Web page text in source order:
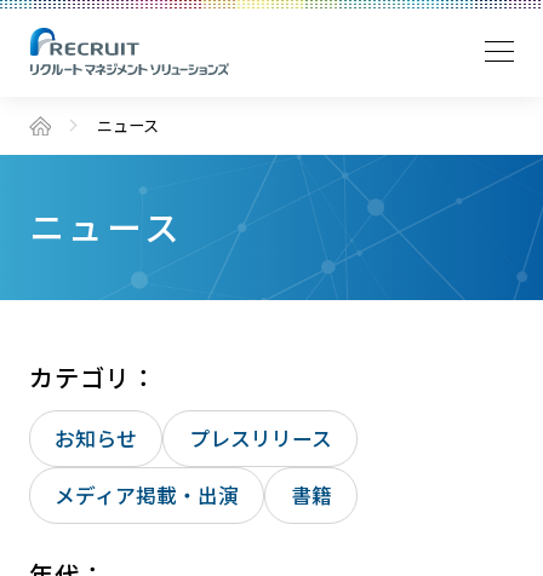
ニュース
ニュース
カテゴリ：
お知らせ
プレスリリース
メディア掲載・出演
書籍